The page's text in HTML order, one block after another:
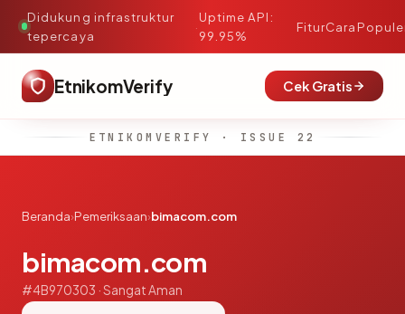
Didukung infrastruktur
tepercaya
·
Uptime API:
99.95%
FiturCara
EtnikomVerify Cek Gratis
ETNIKOMVERIFY · ISSUE 22
Beranda›Pemeriksaan›bimacom.com
bimacom.com
#4B970303 · Sangat Aman